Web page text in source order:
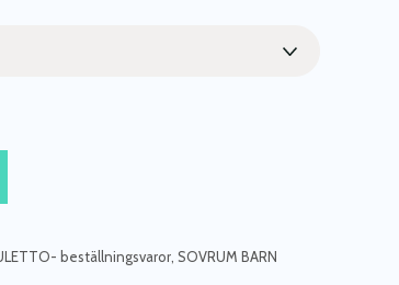
beställningsvaror SOVRUM BARN